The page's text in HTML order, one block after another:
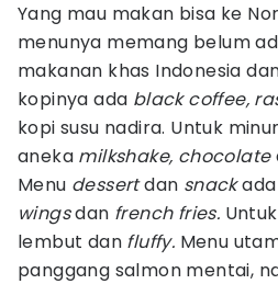
Yang mau makan bisa ke
menunya memang belum
makanan khas Indonesia
kopinya ada black coffee,
kopi susu nadira. Untuk
aneka milkshake, chocolate
Menu dessertdan snackada
wingsdan french fries. Untuk
lembut dan fluffy. Menu
panggang salmon mentai,